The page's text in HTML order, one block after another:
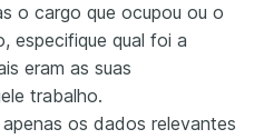
o cargo que ocupou ou o
especifique qual foi a
eram as suas
trabalho.
os dados relevantes